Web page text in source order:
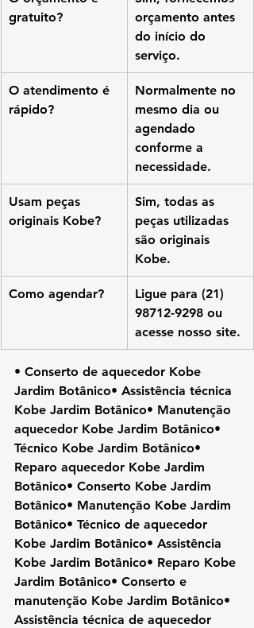
gratuito?
orçamento antes
do início do
serviço.
O atendimento é
rápido?
Normalmente no
mesmo dia ou
agendado
conforme a
necessidade.
Usam peças
originais Kobe?
Sim, todas as
peças utilizadas
são originais
Kobe.
Como agendar?
Ligue para (21)
98712-9298 ou
acesse nosso site.
• Conserto de aquecedor Kobe
Jardim Botânico• Assistência técnica
Kobe Jardim Botânico• Manutenção
aquecedor Kobe Jardim Botânico•
Técnico Kobe Jardim Botânico•
Reparo aquecedor Kobe Jardim
Botânico• Conserto Kobe Jardim
Botânico• Manutenção Kobe Jardim
Botânico• Técnico de aquecedor
Kobe Jardim Botânico• Assistência
Kobe Jardim Botânico• Reparo Kobe
Jardim Botânico• Conserto e
manutenção Kobe Jardim Botânico•
Assistência técnica de aquecedor